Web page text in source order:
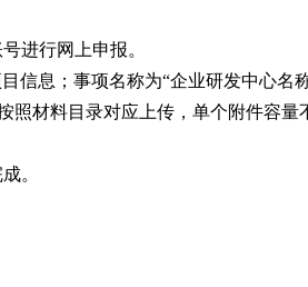
进行网上申报。
信息；事项名称为“企业研发中心名
材料目录对应上传，单个附件容量
。